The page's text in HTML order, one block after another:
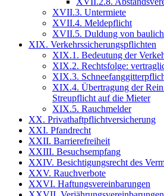
XVII.3. Untermiete
XVII.4. Meldepflicht
XVII.5. Duldung von
XIX. Verkehrssicherungspflichten
XIX.1. Bedeutung der
XIX.2. Rechtsfolge:
XIX.3.
XIX.4. Übertragung der
Streupflicht auf die Mieter
XIX.5. Rauchmelder
XX. Privathaftpflichtversicherung
XXI. Pfandrecht
XXII. Barrierefreiheit
XXIII. Besuchsempfang
XXIV. Besichtigungsrecht des
XXV. Rauchverbote
XXVI. Haftungsvereinbarungen